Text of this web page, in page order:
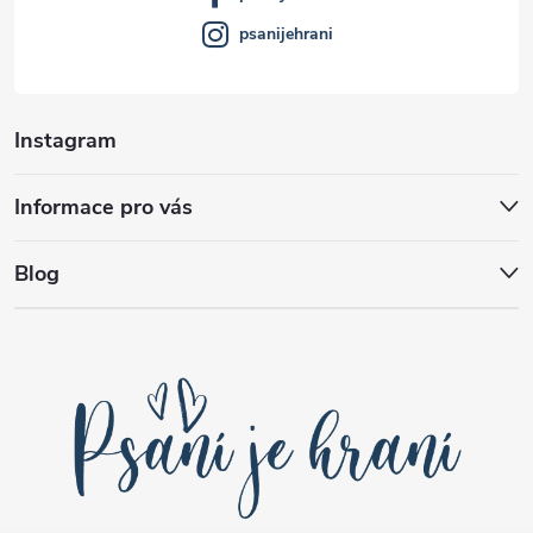
Instagram
Informace pro vás
Blog
psanijehrani